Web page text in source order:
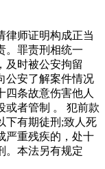
律师证明构成正当
。罪责刑相统一
及时被公安拘留
公安了解案件情况
四条故意伤害他人
或者管制 。 犯前款
下有期徒刑;致人死
严重残疾的，处十
。本法另有规定